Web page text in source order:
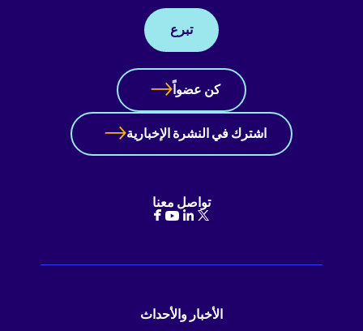
تبرع
كن عضواً
اشترك في النشرة الإخبارية
تواصل معنا
الأخبار والأحداث